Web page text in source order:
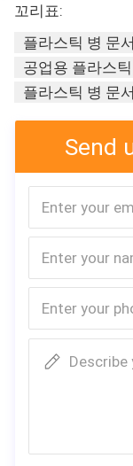
이자입갱 300
플라스틱 문
꼬리표:
플라스틱 병 문
공업용 플라스
플라스틱 병 문
Send